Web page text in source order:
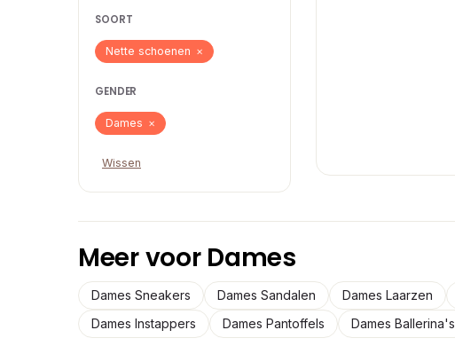
SOORT
Nette schoenen ×
GENDER
Dames ×
Wissen
Meer voor Dames
Dames Sneakers Dames Sandalen Dames Laarzen
Dames Instappers
Dames Pantoffels Dames Ballerina's